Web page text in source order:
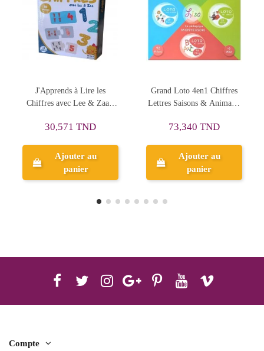
Grand Loto 4en1 Chiffres
Lettres Saisons & Animaux
73,340 TND
Ajouter au
panier
Cube des Lettres -
J'Apprends l'Alphabet avec
64,093 TND
Aperçu
Compte